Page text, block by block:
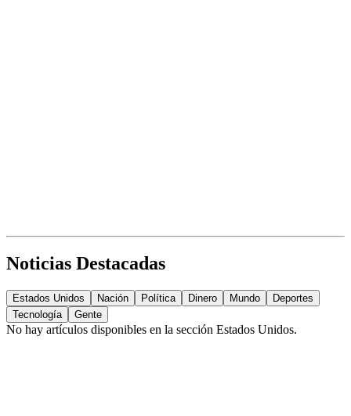
Noticias Destacadas
Estados Unidos Nación Política Dinero Mundo
Deportes
Tecnología
Gente
No hay artículos disponibles en la sección Estados Unidos.